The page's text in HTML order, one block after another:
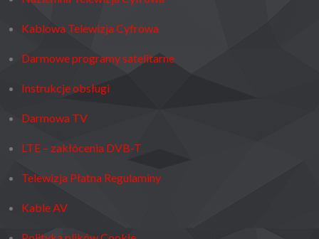
Kablowa Telewizja Cyfrowa
Darmowe programy satelitarne
Instrukcje obsługi
Darmowa TV
LTE – zakłócenia DVB-T
Telewizja Płatna Regulaminy
Kable AV